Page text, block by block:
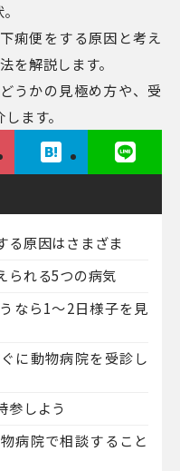
痢便をする原因と考え
を解説します。
うかの見極め方や、受
ます。
る原因はさまざま
られる5つの病気
なら1～2日様子を見
に動物病院を受診し
参しよう
病院で相談すること